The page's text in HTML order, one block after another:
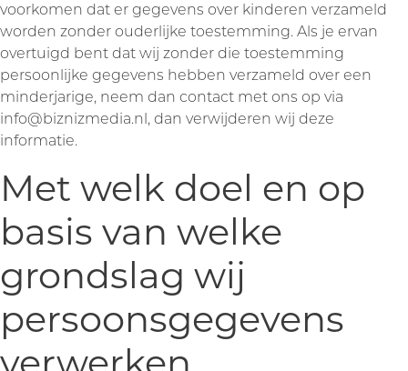
voorkomen dat er gegevens over kinderen verzameld
worden zonder ouderlijke toestemming. Als je ervan
overtuigd bent dat wij zonder die toestemming
persoonlijke gegevens hebben verzameld over een
minderjarige, neem dan contact met ons op via
info@biznizmedia.nl, dan verwijderen wij deze
informatie.
Met welk doel en op
basis van welke
grondslag wij
persoonsgegevens